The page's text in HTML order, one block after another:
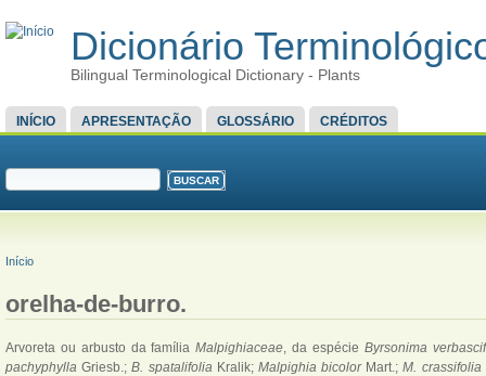
Dicionário
Bilingual Terminological Dictionary - Plants
MENU PRINCIPAL
INÍCIO APRESENTAÇÃO GLOSSÁRIO CRÉDITOS
FORMULÁRIO DE BUSCA
VOCÊ ESTÁ AQUI
Início
orelha-de-burro.
Arvoreta ou arbusto da famíliaMalpighiaceae , da espécie Byrsonima
pachyphylla Griesb.;B. spatalifolia Kralik; Malpighia bicolorMart.;M. crassifolia